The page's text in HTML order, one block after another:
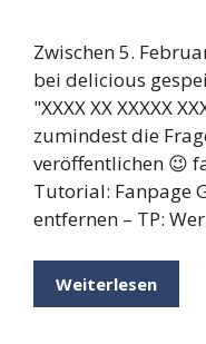
Zwischen 5.
bei delicious
"XXXX XX XXXXX
zumindest die
veröffentlichen 😉
Tutorial: Fanpage
entfernen – TP:
Weiterlesen